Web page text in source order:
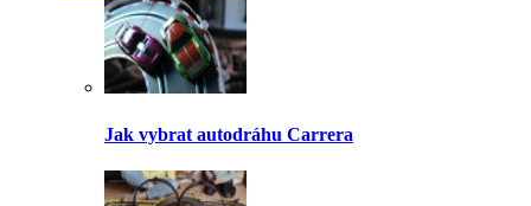
Jak vybrat autodráhu Carrera